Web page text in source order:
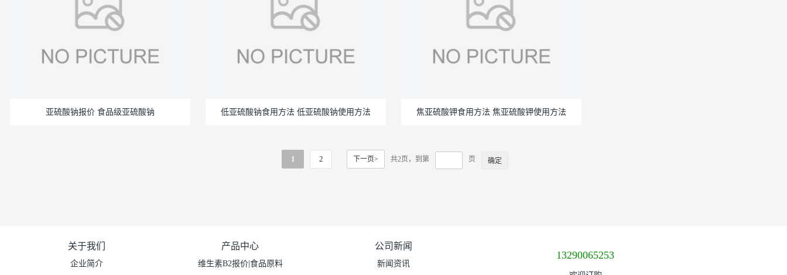
亚硫酸钠报价 食品级亚硫酸钠 低亚硫酸钠食用方法 低亚硫酸钠使用方法 焦亚硫酸钾食用方法 焦亚硫酸钾使用方法
1 2 下一页> 共2页，到第 页
关于我们
企业简介
产品中心
维生素B2报价|食品原料
公司新闻
新闻资讯
13290065253